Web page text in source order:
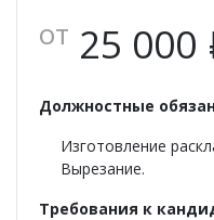
от 25 000
Должностные
Изготовление
Вырезание.
Требования к